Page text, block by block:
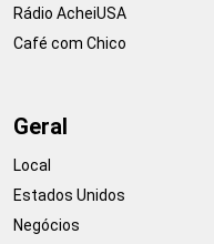
Rádio AcheiUSA
Café com Chico
Geral
Local
Estados Unidos
Negócios